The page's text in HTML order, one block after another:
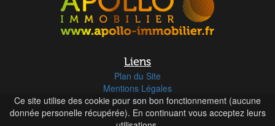
Ce site utilise des cookie pour son bon fonctionnement (aucune
donnée personelle récupérée). En continuant vous acceptez leurs
Liens
Plan du Site
Mentions Légales
Honoraires